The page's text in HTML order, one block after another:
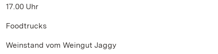
17.00 Uhr
Foodtrucks
Weinstand vom Weingut Jaggy